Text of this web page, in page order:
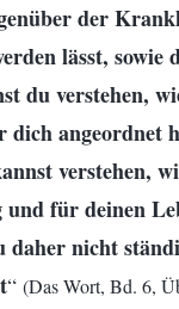
der
lässt, sowie
du verstehen,
angeordnet
verstehen,
für deinen
nicht
“ (Das Wort, Bd. 6,